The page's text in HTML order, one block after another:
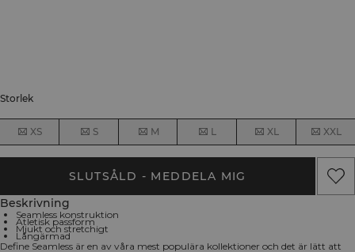
Storlek
XS S M L XL XXL
SLUTSÅLD - MEDDELA MIG
Beskrivning
Seamless konstruktion
Atletisk passform
Mjukt och stretchigt
Långärmad
Define Seamless är en av våra mest populära kollektioner och det är lätt att